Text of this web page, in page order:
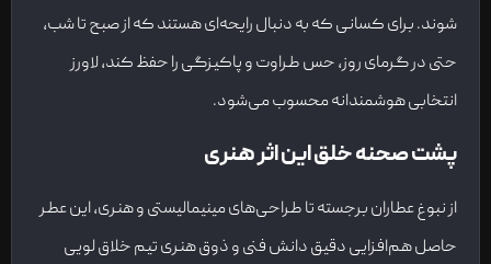
شوند. برای کسانی که به دنبال رایحه‌ای هستند که از صبح تا شب،
حتی در گرمای روز، حس طراوت و پاکیزگی را حفظ کند، لاورز
انتخابی هوشمندانه محسوب می‌شود.
پشت صحنه خلق این اثر هنری
از نبوغ عطاران برجسته تا طراحی‌های مینیمالیستی و هنری، این عطر
حاصل هم‌افزایی دقیق دانش فنی و ذوق هنری تیم خلاق لویی